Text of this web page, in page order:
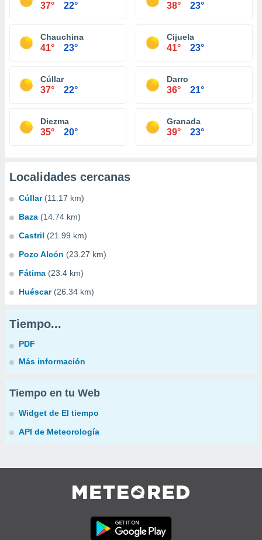
37° 22° 38° 23°
Chauchina
41° 23°
Cijuela
41° 23°
Cúllar
37° 22°
Darro
36° 21°
Diezma
35° 20°
Granada
39° 23°
Localidades cercanas
Cúllar (11.17 km)
Baza (14.74 km)
Castril (21.99 km)
Pozo Alcón (23.27 km)
Fátima (23.4 km)
Huéscar (26.34 km)
Tiempo...
PDF
Más información
Tiempo en tu Web
Widget de El tiempo
API de Meteorología